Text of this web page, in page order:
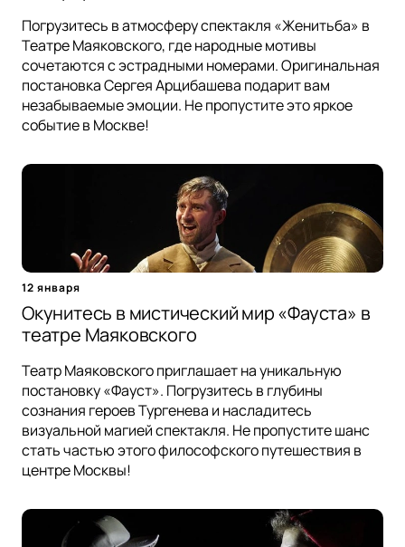
Погрузитесь в атмосферу спектакля «Женитьба» в
Театре Маяковского, где народные мотивы
сочетаются с эстрадными номерами. Оригинальная
постановка Сергея Арцибашева подарит вам
незабываемые эмоции. Не пропустите это яркое
событие в Москве!
12 января
Окунитесь в мистический мир «Фауста» в
театре Маяковского
Театр Маяковского приглашает на уникальную
постановку «Фауст». Погрузитесь в глубины
сознания героев Тургенева и насладитесь
визуальной магией спектакля. Не пропустите шанс
стать частью этого философского путешествия в
центре Москвы!